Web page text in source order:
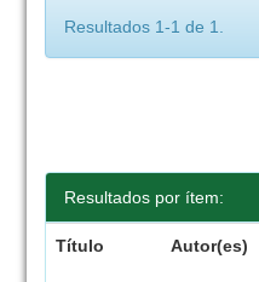
Resultados 1-1 de 1.
Resultados por ítem:
Título Autor(es)